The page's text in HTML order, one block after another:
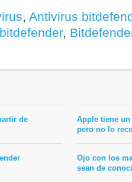
, Antivirus
bitdefender,
de
Apple tiene
pero no lo
Ojo con los
sean de